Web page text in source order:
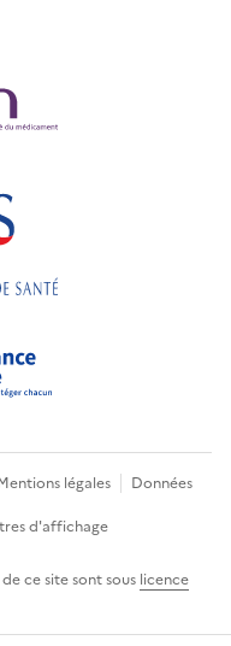
légales
Données
d'affichage
ce site sont sous licence